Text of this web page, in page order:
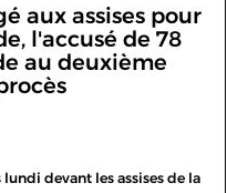
aux assises pour
l'accusé de 78
au deuxième
devant les assises de la